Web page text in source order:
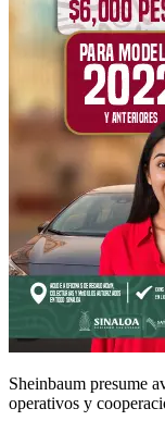
Sheinbaum presume
operativos y